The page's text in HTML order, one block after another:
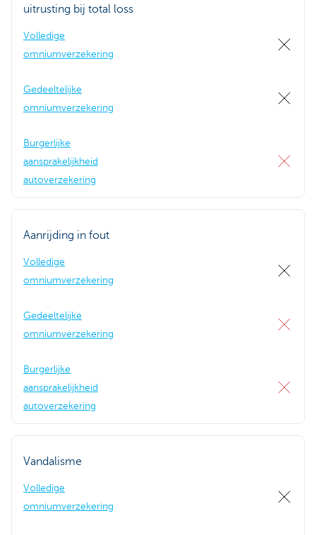
uitrusting bij total loss
Volledige
omniumverzekering
Gedeeltelijke
omniumverzekering
Burgerlijke
aansprakelijkheid
autoverzekering
Aanrijding in fout
Volledige
omniumverzekering
Gedeeltelijke
omniumverzekering
Burgerlijke
aansprakelijkheid
autoverzekering
Vandalisme
Volledige
omniumverzekering